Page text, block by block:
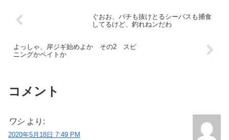
ぐおお、バチも抜けとるシーバスも捕食
してるけど、釣れねンだわ
よっしゃ、岸ジギ始めよか その2 スピ
ニングかベイトか
コメント
ワシ より:
2020年5月18日 7:49 PM